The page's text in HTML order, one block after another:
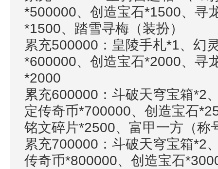
*500000、创造宝石*1500、寻
*1500、踏雪寻梅（装扮）
累充500000：皇陵手札*1、幻
*600000、创造宝石*2000、寻
*2000
累充600000：斗破天穹宝箱*2
定传奇币*700000、创造宝石
铭文碎片*2500、富甲一方（称
累充700000：斗破天穹宝箱*2
传奇币*800000、创造宝石